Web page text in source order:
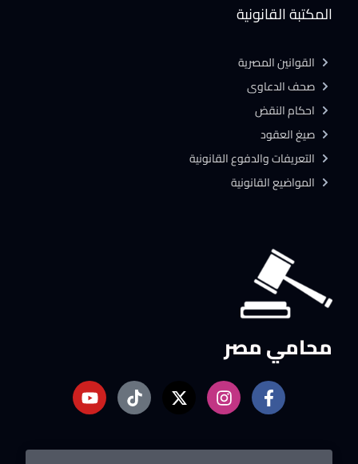
محامي مصر
المكتبة القانونية
القوانين المصرية
صحف الدعاوى
احكام النقض
صيغ العقود
التعريفات والدفوع القانونية
المواضيع القانونية